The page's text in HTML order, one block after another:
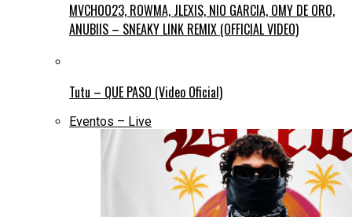
MVCHOO23, ROWMA, JLEXIS, NIO GARCIA, OMY DE ORO,
ANUBIIS – SNEAKY LINK REMIX (OFFICIAL VIDEO)
Tutu – QUE PASO (Video Oficial)
Eventos – Live